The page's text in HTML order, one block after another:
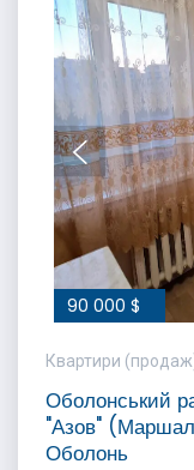
90 000 $
Квартири
Оболонський
"Азов"
Оболонь